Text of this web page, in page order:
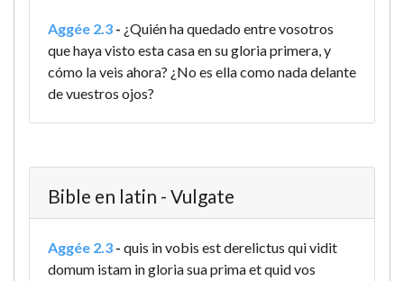
Aggée 2.3 - ¿Quién ha quedado entre vosotros
que haya visto esta casa en su gloria primera, y
cómo la veis ahora? ¿No es ella como nada delante
de vuestros ojos?
Bible en latin - Vulgate
Aggée 2.3 - quis in vobis est derelictus qui vidit
domum istam in gloria sua prima et quid vos